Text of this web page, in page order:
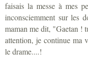
faisais la messe à mes
inconsciemment sur les
maman me dit, "Gaetan !
attention, je continue ma
le drame....!